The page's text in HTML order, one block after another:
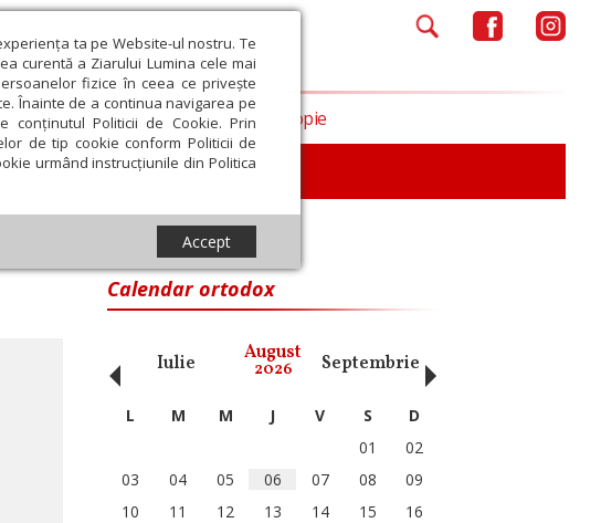
ta pe Website-ul nostru. Te
curentă a Ziarului Lumina cele mai
fizice în ceea ce privește
Înainte de a continua navigarea pe
conținutul Politicii de Cookie. Prin
de tip cookie conform Politicii de
urmând instrucțiunile din Politica
Accept
Societate Opinii Filantropie
Calendar ortodox
Iulie August
2026 Septembrie Octombrie
‹ L M M J V S
D
01
02
03
04 05 06 07 08
09
10
11 12 13 14 15
16